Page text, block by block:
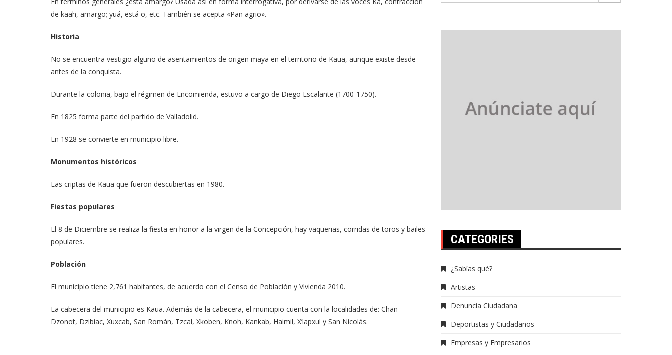
de kaah, amargo; yuá, está o, etc. También se acepta «Pan agrio».
Historia
No se encuentra vestigio alguno de asentamientos de origen maya en el territorio de Kaua, aunque existe desde
antes de la conquista.
Durante la colonia, bajo el régimen de Encomienda, estuvo a cargo de Diego Escalante (1700-1750).
En 1825 forma parte del partido de Valladolid.
En 1928 se convierte en municipio libre.
Monumentos históricos
Las criptas de Kaua que fueron descubiertas en 1980.
Fiestas populares
El 8 de Diciembre se realiza la fiesta en honor a la virgen de la Concepción, hay vaquerias, corridas de toros y bailes
populares.
Población
El municipio tiene 2,761 habitantes, de acuerdo con el Censo de Población y Vivienda 2010.
La cabecera del municipio es Kaua. Además de la cabecera, el municipio cuenta con la localidades de: Chan
Dzonot, Dzibiac, Xuxcab, San Román, Tzcal, Xkoben, Knoh, Kankab, Haimil, X’lapxul y San Nicolás.
CATEGORIES
¿Sabías qué?
Artistas
Denuncia Ciudadana
Deportistas y Ciudadanos
Empresas y Empresarios